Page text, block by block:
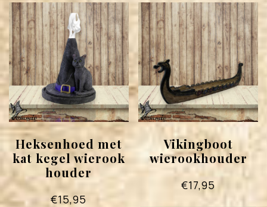
Heksenhoed met
kat kegel wierook
houder
€15,95
Vikingboot
wierookhouder
€17,95